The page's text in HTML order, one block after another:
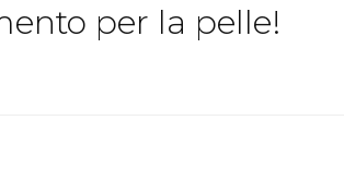
per la pelle!